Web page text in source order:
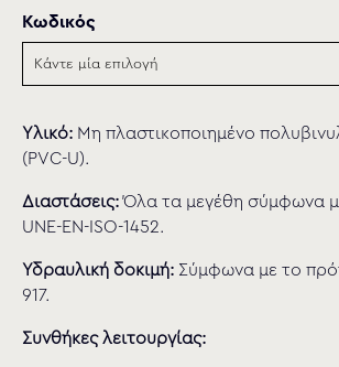
Κωδικός
Υλικό: Μη πλαστικοποιημένο
(PVC-U).
Διαστάσεις:Όλα τα μεγέθη σύμφωνα
UNE-EN-ISO-1452.
Υδραυλική δοκιμή: Σύμφωνα με το
917.
Συνθήκες λειτουργίας: